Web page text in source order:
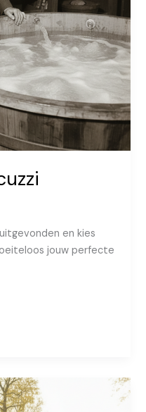
en kies
jouw perfecte